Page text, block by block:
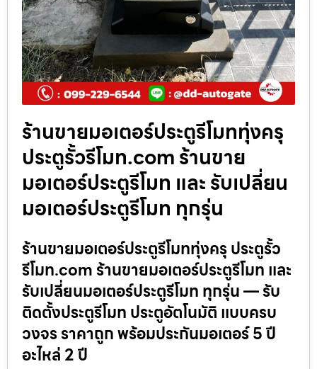
ร้านขายมอเตอร์ประตูรีโมททุ่งครุ
ประตูรั้วรีโมท.com ร้านขาย
มอเตอร์ประตูรีโมท และ รับเปลี่ยน
มอเตอร์ประตูรีโมท ทุกรุ่น
ร้านขายมอเตอร์ประตูรีโมททุ่งครุ ประตูรั้ว
รีโมท.com ร้านขายมอเตอร์ประตูรีโมท และ
รับเปลี่ยนมอเตอร์ประตูรีโมท ทุกรุ่น — รับ
ติดตั้งประตูรีโมท ประตูอัตโนมัติ แบบครบ
วงจร ราคาถูก พร้อมประกันมอเตอร์ 5 ปี
อะไหล่ 2 ปี